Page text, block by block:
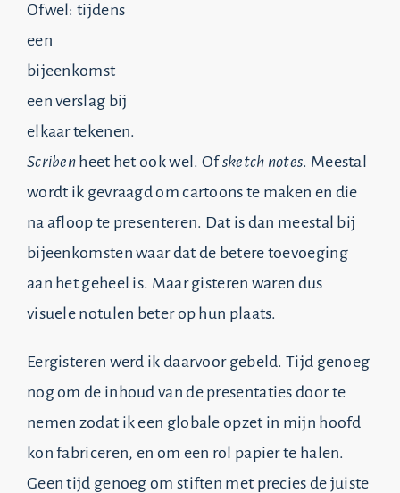
Ofwel: tijdens
een
bijeenkomst
een verslag bij
elkaar tekenen.
Scriben heet het ook wel. Ofsketch notes. Meestal
wordt ik gevraagd om cartoons te maken en die
na afloop te presenteren. Dat is dan meestal bij
bijeenkomsten waar dat de betere toevoeging
aan het geheel is. Maar gisteren waren dus
visuele notulen beter op hun plaats.
Eergisteren werd ik daarvoor gebeld. Tijd genoeg
nog om de inhoud van de presentaties door te
nemen zodat ik een globale opzet in mijn hoofd
kon fabriceren, en om een rol papier te halen.
Geen tijd genoeg om stiften met precies de juiste